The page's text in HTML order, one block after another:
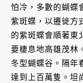
怕冷，多數的蝴蝶
紫斑蝶，以遷徙方
的紫斑蝶會順著東
要棲息地高雄茂林
冬型蝴蝶谷。隔年
達到上百萬隻。坦